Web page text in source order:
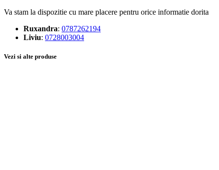
Va stam la dispozitie cu mare placere pentru orice informatie dorita
Ruxandra: 0787262194
Liviu: 0728003004
Vezi si alte produse